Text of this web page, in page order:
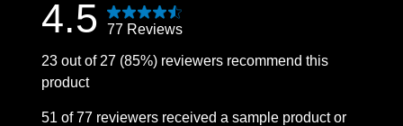
4.5 77 Reviews
23 out of 27 (85%) reviewers recommend this
product
51 of 77 reviewers received a sample product or